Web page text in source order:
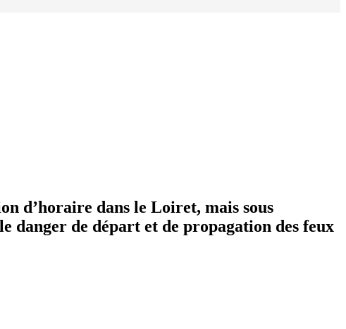
d’horaire dans le Loiret, mais sous
danger de départ et de propagation des feux